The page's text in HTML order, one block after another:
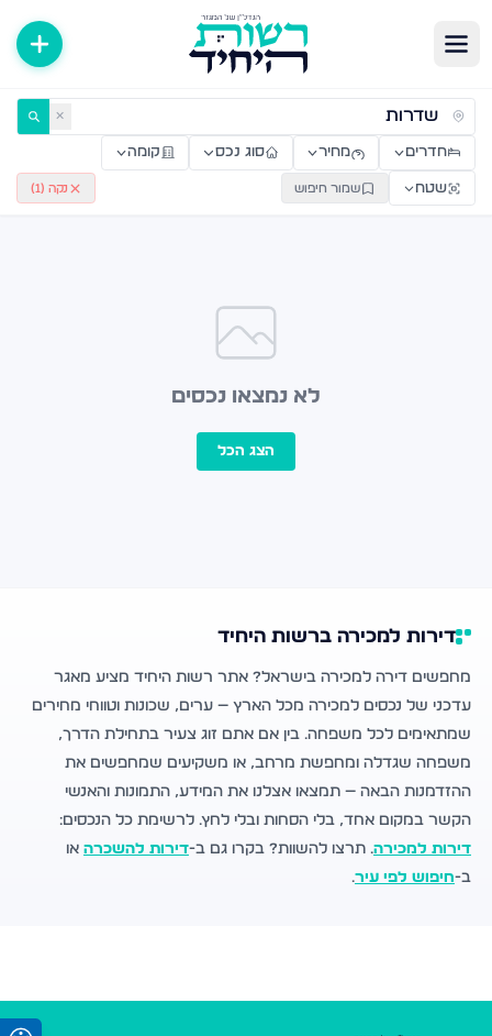
דירות למכירה ולהשכרה — רשות היחיד ✕
חדרים מחיר סוג נכס קומה
שטח שמור חיפוש נקה ( 1
)
לא נמצאו נכסים
הצג הכל
דירות למכירה ברשות היחיד
מחפשים דירה למכירה בישראל? אתר רשות היחיד מציע מאגר
עדכני של נכסים למכירה מכל הארץ — ערים, שכונות וטווחי מחירים
שמתאימים לכל משפחה. בין אם אתם זוג צעיר בתחילת הדרך,
משפחה שגדלה ומחפשת מרחב, או משקיעים שמחפשים את
ההזדמנות הבאה — תמצאו אצלנו את המידע, התמונות והאנשי
הקשר במקום אחד, בלי הסחות ובלי לחץ. לרשימת כל הנכסים:
דירות למכירה. תרצו להשוות? בקרו גם ב-דירות להשכרה או
ב-חיפוש לפי עיר.